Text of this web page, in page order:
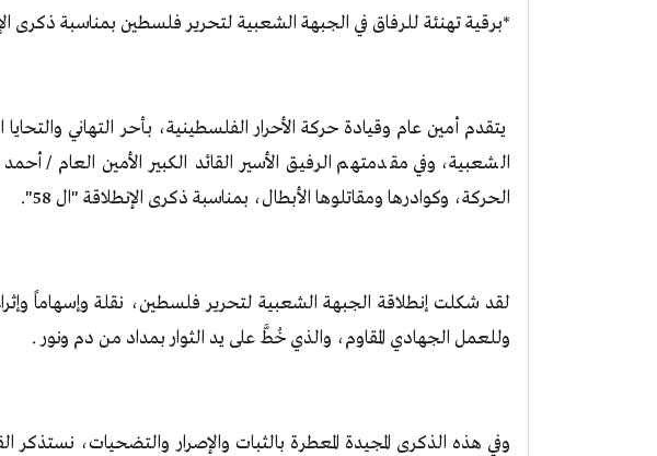
*برقية تهنئة للرفاق في الجبهة الشعبية لتحرير فلسطين بمناسبة ذكرى
يتقدم أمين عام وقيادة حركة الأحرار الفلسطينية، بأحر التهاني
الشعبية، وفي مقدمتهم الرفيق الأسير القائد الكبير الأمين العام
الحركة، وكوادرها ومقاتلوها الأبطال، بمناسبة ذكرى الإنطلاقة "ال 58".
لقد شكلت إنطلاقة الجبهة الشعبية لتحرير فلسطين، نقلة وإسهاماً
وللعمل الجهادي المقاوم، والذي خُطَّ على يد الثوار بمداد من دم ونور .
وفي هذه الذكرى المجيدة المعطرة بالثبات والإصرار والتضحيات، نستذكر